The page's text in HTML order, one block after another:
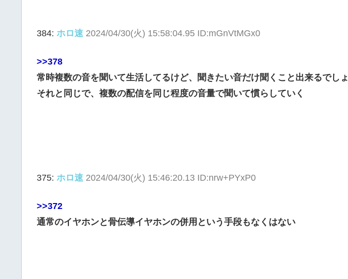
384: ホロ速 2024/04/30(火) 15:58:04.95 ID:mGnVtMGx0
>>378
常時複数の音を聞いて生活してるけど、聞きたい音だけ聞くこと出来るでしょ
それと同じで、複数の配信を同じ程度の音量で聞いて慣らしていく
375: ホロ速 2024/04/30(火) 15:46:20.13 ID:nrw+PYxP0
>>372
通常のイヤホンと骨伝導イヤホンの併用という手段もなくはない